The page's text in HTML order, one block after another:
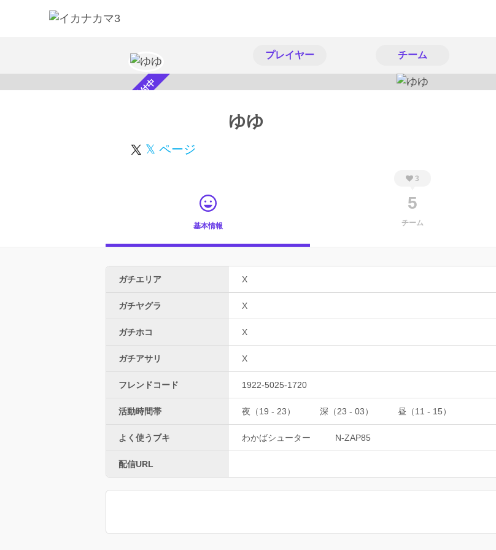
プレイヤー チーム
スカウト受付中 ゆゆ
𝕏 ページ
基本情報
3
5
チーム
ガチエリア X
ガチヤグラ X
ガチホコ X
ガチアサリ X
フレンドコード 1922-5025-1720
活動時間帯 夜（19 - 23） 深（23 - 03） 昼（11 - 15）
よく使うブキ わかばシューター N-ZAP85
配信URL